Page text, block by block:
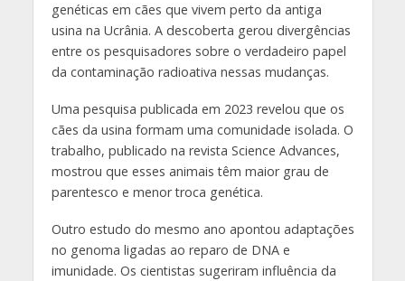
genéticas em cães que vivem perto da antiga
usina na Ucrânia. A descoberta gerou divergências
entre os pesquisadores sobre o verdadeiro papel
da contaminação radioativa nessas mudanças.
Uma pesquisa publicada em 2023 revelou que os
cães da usina formam uma comunidade isolada. O
trabalho, publicado na revista Science Advances,
mostrou que esses animais têm maior grau de
parentesco e menor troca genética.
Outro estudo do mesmo ano apontou adaptações
no genoma ligadas ao reparo de DNA e
imunidade. Os cientistas sugeriram influência da